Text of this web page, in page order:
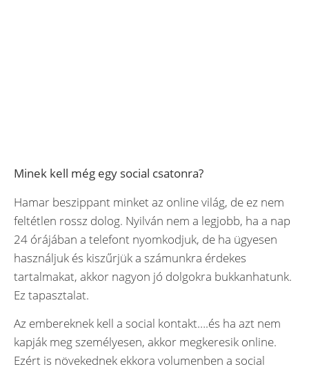
Minek kell még egy social csatonra?
Hamar beszippant minket az online világ, de ez nem
feltétlen rossz dolog. Nyilván nem a legjobb, ha a nap
24 órájában a telefont nyomkodjuk, de ha ügyesen
használjuk és kiszűrjük a számunkra érdekes
tartalmakat, akkor nagyon jó dolgokra bukkanhatunk.
Ez tapasztalat.
Az embereknek kell a social kontakt….és ha azt nem
kapják meg személyesen, akkor megkeresik online.
Ezért is növekednek ekkora volumenben a social